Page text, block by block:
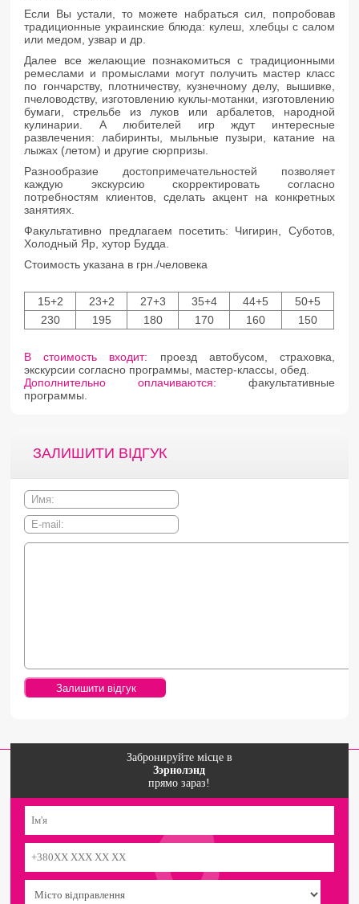
Если Вы устали, то можете набраться сил, попробовав
традиционные украинские блюда: кулеш, хлебцы с салом
или медом, узвар и др.
Далее все желающие познакомиться с традиционными
ремеслами и промыслами могут получить мастер класс
по гончарству, плотничеству, кузнечному делу, вышивке,
пчеловодству, изготовлению куклы-мотанки, изготовлению
бумаги, стрельбе из луков или арбалетов, народной
кулинарии. А любителей игр ждут интересные
развлечения: лабиринты, мыльные пузыри, катание на
лыжах (летом) и другие сюрпризы.
Разнообразие достопримечательностей позволяет
каждую экскурсию скорректировать согласно
потребностям клиентов, сделать акцент на конкретных
занятиях.
Факультативно предлагаем посетить: Чигирин, Суботов,
Холодный Яр, хутор Будда.
Стоимость указана в грн./человека
15+2 23+2 27+3 35+4 44+5
50+5
230
195 180 170 160 150
В стоимость входит: проезд автобусом, страховка,
экскурсии согласно программы, мастер-классы, обед.
Дополнительно оплачиваются: факультативные
программы.
ЗАЛИШИТИ ВІДГУК
Забронируйте місце в
Зэрнолэнд
прямо зараз!